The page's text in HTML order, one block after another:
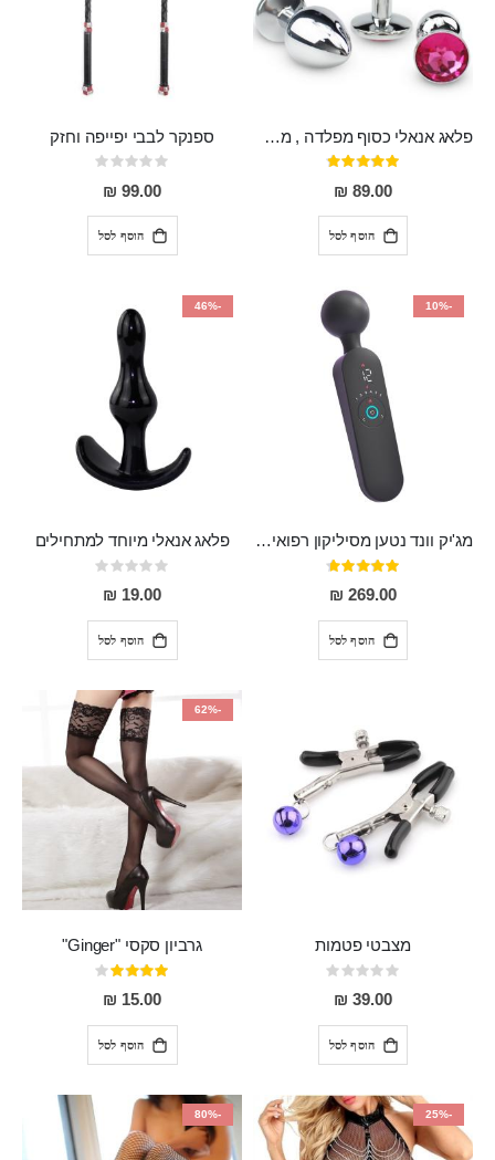
פלאג אנאלי כסוף מפלדה , מתאים ללבישה מתחת לבגדים, בגודל 7.3 על 2.8 ס"מ
דירוג:
97%
89.00 ₪
הוסף לסל
ספנקר לבבי יפייפה וחזק
Rating:
0%
99.00 ₪
הוסף לסל
-10%
מג'יק וונד נטען מסיליקון רפואי חזק בעל 12 מצבי רטט ו6 מהירויות שונות ROMI
דירוג:
93%
269.00 ₪
הוסף לסל
-46%
פלאג אנאלי מיוחד למתחילים
Rating:
0%
19.00 ₪
הוסף לסל
מצבטי פטמות
Rating:
0%
39.00 ₪
הוסף לסל
-62%
גרביון סקסי "Ginger"
דירוג:
80%
15.00 ₪
הוסף לסל
-25%
-80%